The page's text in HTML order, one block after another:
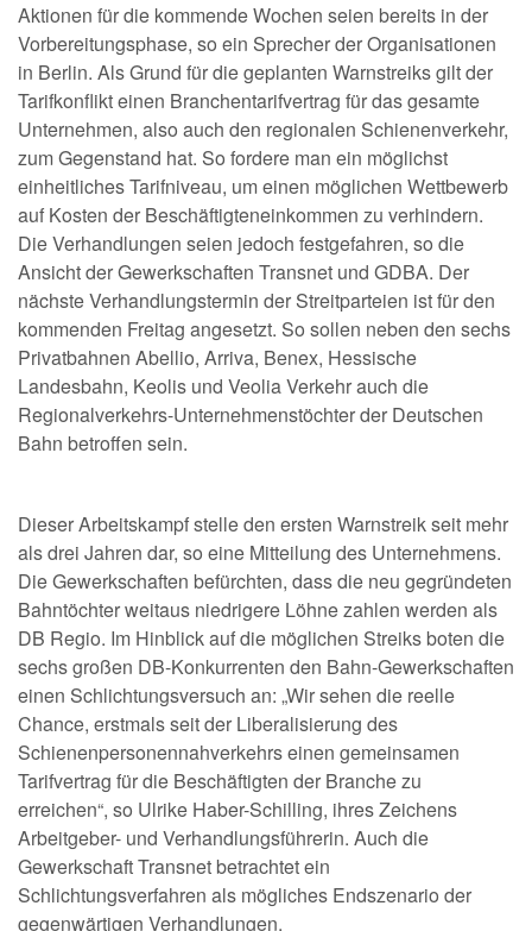
Aktionen für die kommende Wochen seien bereits in der
Vorbereitungsphase, so ein Sprecher der Organisationen
in Berlin. Als Grund für die geplanten Warnstreiks gilt der
Tarifkonflikt einen Branchentarifvertrag für das gesamte
Unternehmen, also auch den regionalen Schienenverkehr,
zum Gegenstand hat. So fordere man ein möglichst
einheitliches Tarifniveau, um einen möglichen Wettbewerb
auf Kosten der Beschäftigteneinkommen zu verhindern.
Die Verhandlungen seien jedoch festgefahren, so die
Ansicht der Gewerkschaften Transnet und GDBA. Der
nächste Verhandlungstermin der Streitparteien ist für den
kommenden Freitag angesetzt. So sollen neben den sechs
Privatbahnen Abellio, Arriva, Benex, Hessische
Landesbahn, Keolis und Veolia Verkehr auch die
Regionalverkehrs-Unternehmenstöchter der Deutschen
Bahn betroffen sein.
Dieser Arbeitskampf stelle den ersten Warnstreik seit mehr
als drei Jahren dar, so eine Mitteilung des Unternehmens.
Die Gewerkschaften befürchten, dass die neu gegründeten
Bahntöchter weitaus niedrigere Löhne zahlen werden als
DB Regio. Im Hinblick auf die möglichen Streiks boten die
sechs großen DB-Konkurrenten den Bahn-Gewerkschaften
einen Schlichtungsversuch an: „Wir sehen die reelle
Chance, erstmals seit der Liberalisierung des
Schienenpersonennahverkehrs einen gemeinsamen
Tarifvertrag für die Beschäftigten der Branche zu
erreichen“, so Ulrike Haber-Schilling, ihres Zeichens
Arbeitgeber- und Verhandlungsführerin. Auch die
Gewerkschaft Transnet betrachtet ein
Schlichtungsverfahren als mögliches Endszenario der
gegenwärtigen Verhandlungen.